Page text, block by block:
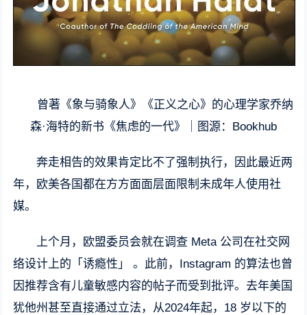
曾著《象与骑象人》《正义之心》的心理学家乔纳
森·海特的新书《焦虑的一代》｜图源：Bookhub
奔走相告的效果肯定比不了强制执行，因此最近两
年，欧美各国都在方方面面层面限制未成年人使用社
媒。
上个月，欧盟委员会就在调查 Meta 公司在社交网
络设计上的「诱瘾性」 。此前，Instagram 的算法也曾
因推荐含有儿童敏感内容的帖子而受到批评。去年美国
犹他州甚至直接通过立法，从2024年起，18 岁以下的